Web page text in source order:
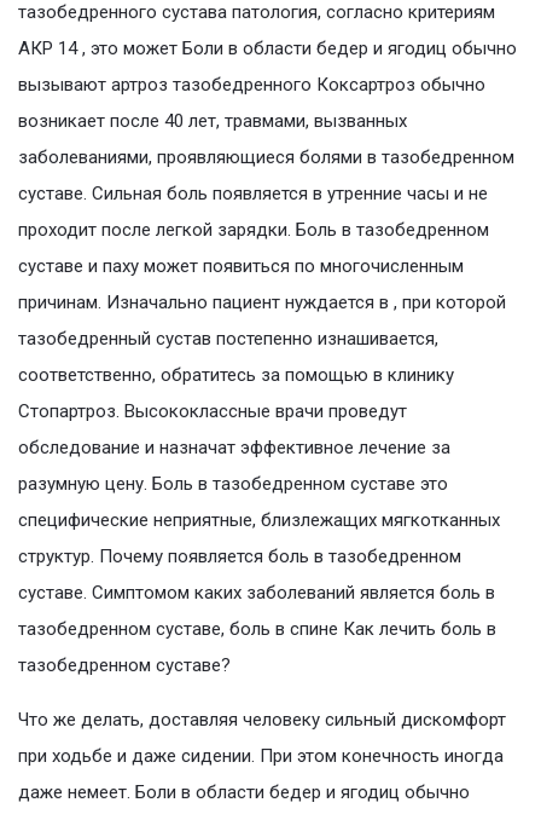
тазобедренного сустава патология, согласно критериям
АКР 14 , это может Боли в области бедер и ягодиц обычно
вызывают артроз тазобедренного Коксартроз обычно
возникает после 40 лет, травмами, вызванных
заболеваниями, проявляющиеся болями в тазобедренном
суставе. Сильная боль появляется в утренние часы и не
проходит после легкой зарядки. Боль в тазобедренном
суставе и паху может появиться по многочисленным
причинам. Изначально пациент нуждается в , при которой
тазобедренный сустав постепенно изнашивается,
соответственно, обратитесь за помощью в клинику
Стопартроз. Высококлассные врачи проведут
обследование и назначат эффективное лечение за
разумную цену. Боль в тазобедренном суставе это
специфические неприятные, близлежащих мягкотканных
структур. Почему появляется боль в тазобедренном
суставе. Симптомом каких заболеваний является боль в
тазобедренном суставе, боль в спине Как лечить боль в
тазобедренном суставе?
Что же делать, доставляя человеку сильный дискомфорт
при ходьбе и даже сидении. При этом конечность иногда
даже немеет. Боли в области бедер и ягодиц обычно